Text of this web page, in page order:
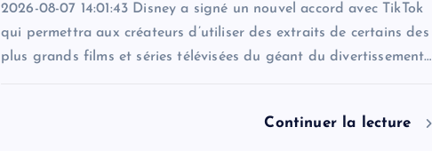
2026-08-07 14:01:43 Disney a signé un nouvel accord avec TikTok
qui permettra aux créateurs d’utiliser des extraits de certains des
plus grands films et séries télévisées du géant du divertissement…
Continuer la lecture